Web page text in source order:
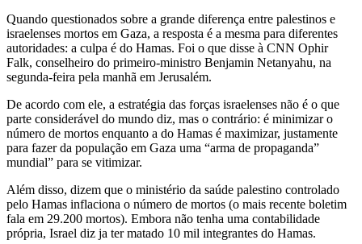
Quando questionados sobre a grande diferença entre palestinos e
israelenses mortos em Gaza, a resposta é a mesma para diferentes
autoridades: a culpa é do Hamas. Foi o que disse à CNN Ophir
Falk, conselheiro do primeiro-ministro Benjamin Netanyahu, na
segunda-feira pela manhã em Jerusalém.
De acordo com ele, a estratégia das forças israelenses não é o que
parte considerável do mundo diz, mas o contrário: é minimizar o
número de mortos enquanto a do Hamas é maximizar, justamente
para fazer da população em Gaza uma “arma de propaganda”
mundial” para se vitimizar.
Além disso, dizem que o ministério da saúde palestino controlado
pelo Hamas inflaciona o número de mortos (o mais recente boletim
fala em 29.200 mortos). Embora não tenha uma contabilidade
própria, Israel diz ja ter matado 10 mil integrantes do Hamas.